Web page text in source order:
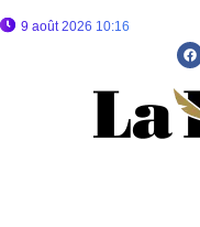
9 août 2026 10:16